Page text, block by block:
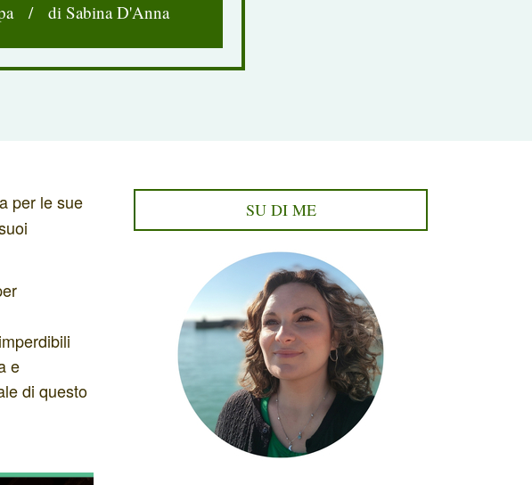
/ di Sabina D'Anna
per le sue
e
di questo
SU DI ME